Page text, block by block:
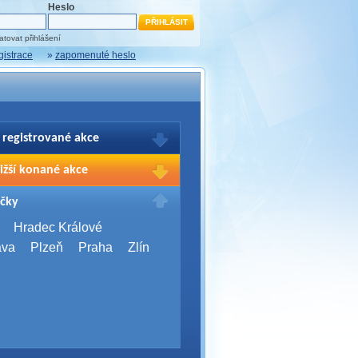
Heslo
přihlášení
» zapomenuté heslo
registrované akce
Vašich registrací na akce
přihlašte.
konané akce
2026
Brno
Server Bootcamp 2026
Hradec Králové
Plzeň Praha Zlín